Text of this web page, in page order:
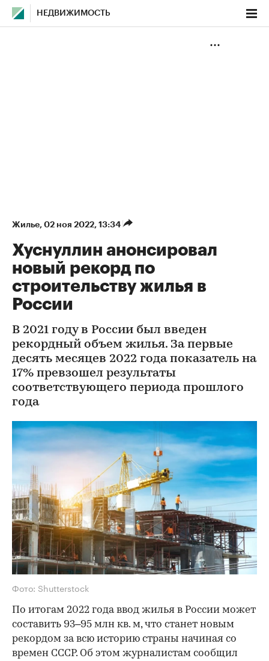
НЕДВИЖИМОСТЬ
Жилье⁠, 02 ноя 2022, 13:34
Хуснуллин анонсировал
новый рекорд по
строительству жилья в
России
В 2021 году в России был введен
рекордный объем жилья. За первые
десять месяцев 2022 года показатель на
17% превзошел результаты
соответствующего периода прошлого
года
Фото: Shutterstock
По итогам 2022 года ввод жилья в России может
составить 93–95 млн кв. м, что станет новым
рекордом за всю историю страны начиная со
времен СССР. Об этом журналистам сообщил